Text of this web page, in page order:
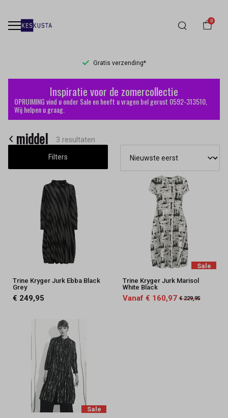
0
Gratis verzending*
middel
Keskusta
Inspiratie voor de zomercollectie
OPRUIMING vind u onder Sale en heeft u vragen bel gerust 0592-313510,
Wij helpen u graag.
middel 3 resultaten
Filters
Trine Kryger Jurk Ebba Black
Grey
€ 249,95
Sale
Trine Kryger Jurk Marisol
White Black
Vanaf € 160,97 € 229,95
Sale